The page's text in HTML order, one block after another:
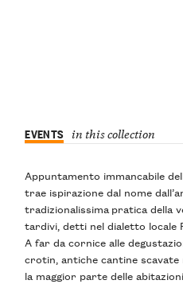
EVENTS in this collection
Appuntamento immancabile
trae ispirazione dal nome
tradizionalissima pratica della
tardivi, detti nel dialetto locale
A far da cornice alle
crotin, antiche cantine
la maggior parte delle